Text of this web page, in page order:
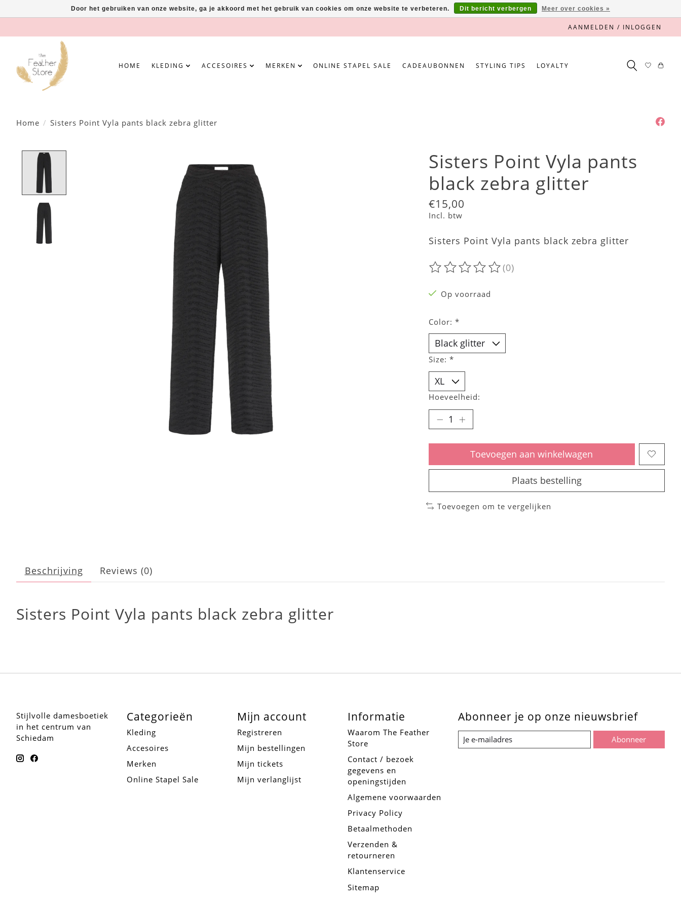
AANMELDEN / INLOGGEN
HOME KLEDING ACCESOIRES MERKEN ONLINE STAPEL SALE CADEAUBONNEN STYLING TIPS LOYALTY
Home / Sisters Point Vyla pants black zebra glitter
Sisters Point Vyla pants
black zebra glitter
€15,00
Incl. btw
Sisters Point Vyla pants black zebra glitter
De beoordeling van dit product is
(0)
Op voorraad
Color: *
Size: *
Hoeveelheid:
Toevoegen aan winkelwagen
Plaats bestelling
Toevoegen om te vergelijken
Beschrijving Reviews (0)
Sisters Point Vyla pants black zebra glitter
Stijlvolle damesboetiek
in het centrum van
Schiedam
Categorieën
Kleding
Accesoires
Merken
Online Stapel Sale
Mijn account
Registreren
Mijn bestellingen
Mijn tickets
Mijn verlanglijst
Informatie
Waarom The Feather
Store
Contact / bezoek
gegevens en
openingstijden
Algemene voorwaarden
Privacy Policy
Betaalmethoden
Verzenden &
retourneren
Klantenservice
Sitemap
Abonneer je op onze nieuwsbrief
Abonneer
Door het gebruiken van onze website, ga je akkoord met het gebruik van cookies om onze website te verbeteren. Dit bericht verbergen Meer over cookies »